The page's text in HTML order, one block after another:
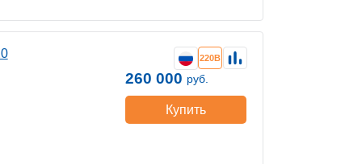
220В
260 000 руб.
Купить